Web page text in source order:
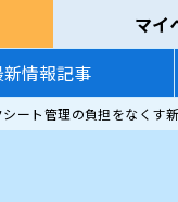
マイ
新情報記事
ート管理の負担をなくす